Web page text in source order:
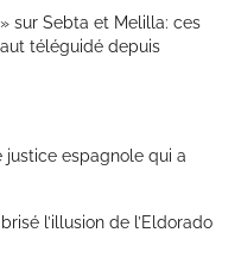
sur Sebta et Melilla: ces
téléguidé depuis
justice espagnole qui a
l’illusion de l’Eldorado